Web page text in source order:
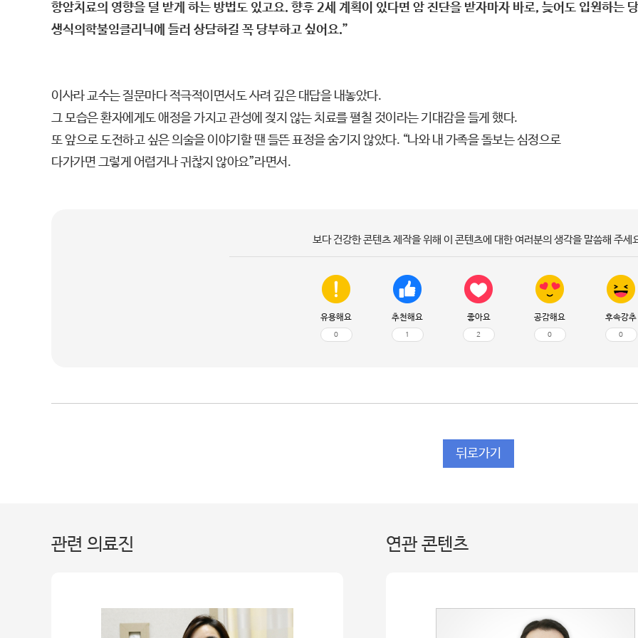
항암치료의 영향을 덜 받게 하는 방법도 있고요. 향후 2세 계획이 있다면 암 진단을 받자마자 바로, 늦어도 입원하는 당
생식의학불임클리닉에 들러 상담하길 꼭 당부하고 싶어요.”
이사라 교수는 질문마다 적극적이면서도 사려 깊은 대답을 내놓았다.
그 모습은 환자에게도 애정을 가지고 관성에 젖지 않는 치료를 펼칠 것이라는 기대감을 들게 했다.
또 앞으로 도전하고 싶은 의술을 이야기할 땐 들뜬 표정을 숨기지 않았다. “나와 내 가족을 돌보는 심정으로
다가가면 그렇게 어렵거나 귀찮지 않아요”라면서.
보다 건강한 콘텐츠 제작을 위해 이 콘텐츠에 대한 여러분의 생각을 말씀해 주세
유용해요
0
추천해요
1
좋아요
2
공감해요
0
후속강추
0
뒤로가기
관련 의료진 연관 콘텐츠